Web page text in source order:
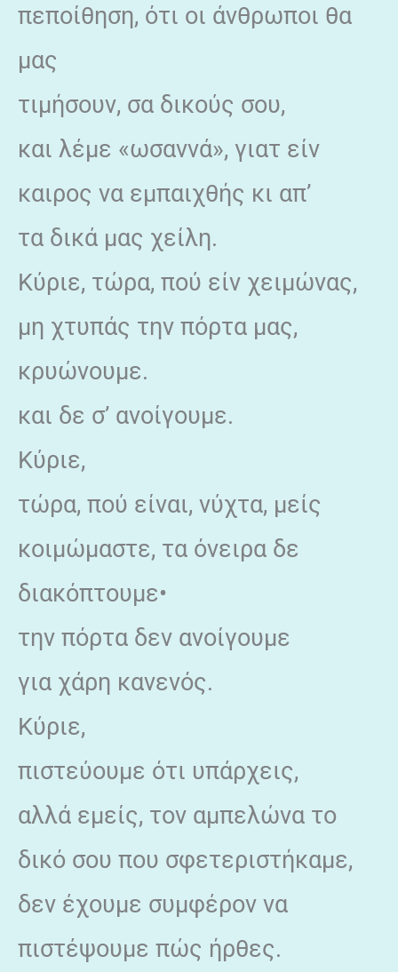
πεποίθηση, ότι οι άνθρωποι θα
μας
τιμήσουν, σα δικούς σου,
και λέμε «ωσαννά», γιατ είν
καιρος να εμπαιχθής κι απ’
τα δικά μας χείλη.
Κύριε, τώρα, πού είν χειμώνας,
μη χτυπάς την πόρτα μας,
κρυώνουμε.
και δε σ’ ανοίγουμε.
Κύριε,
τώρα, πού είναι, νύχτα, μείς
κοιμώμαστε, τα όνειρα δε
διακόπτουμε•
την πόρτα δεν ανοίγουμε
για χάρη κανενός.
Κύριε,
πιστεύουμε ότι υπάρχεις,
αλλά εμείς, τον αμπελώνα το
δικό σου που σφετεριστήκαμε,
δεν έχουμε συμφέρον να
πιστέψουμε πώς ήρθες.